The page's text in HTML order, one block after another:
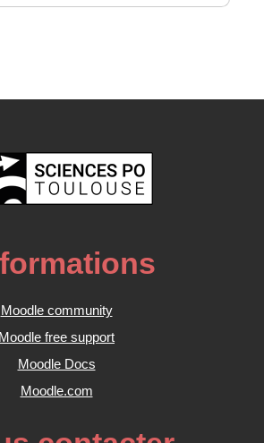
Moodle community
Moodle free support
Moodle Docs
Moodle.com